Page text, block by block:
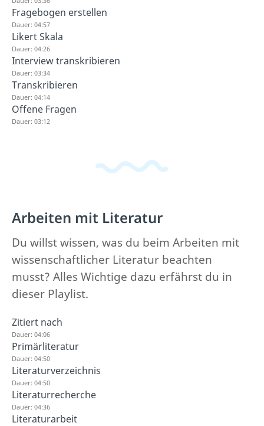
Fragebogen erstellen
Dauer: 04:57
Likert Skala
Dauer: 04:26
Interview transkribieren
Dauer: 03:34
Transkribieren
Dauer: 04:14
Offene Fragen
Dauer: 03:12
Arbeiten mit Literatur
Du willst wissen, was du beim Arbeiten mit
wissenschaftlicher Literatur beachten
musst? Alles Wichtige dazu erfährst du in
dieser Playlist.
Zitiert nach
Dauer: 04:06
Primärliteratur
Dauer: 04:50
Literaturverzeichnis
Dauer: 04:50
Literaturrecherche
Dauer: 04:36
Literaturarbeit